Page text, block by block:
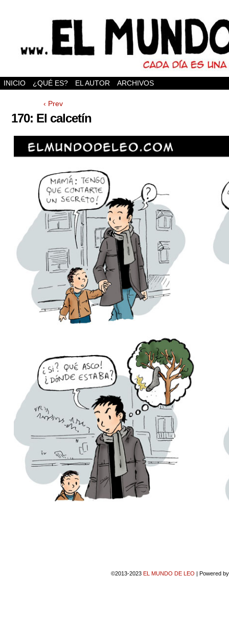
INICIO ¿QUÉ ES? EL AUTOR ARCHIVOS
‹ Prev
170: El calcetín
©2013-2023 EL MUNDO DE LEO Powered